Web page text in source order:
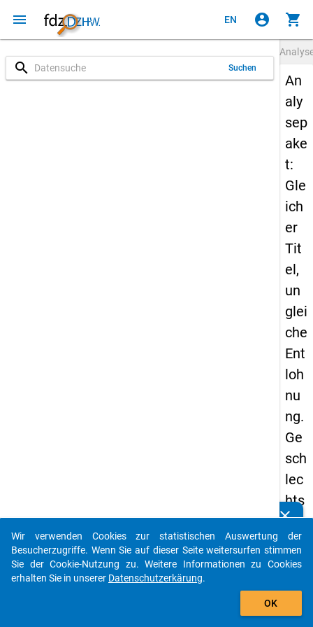
menu EN account_circle shopping_cart
search Suchen
An
aly
sep
ake
t:
Gle
ich
er
Tit
el,
un
glei
che
Ent
loh
nu
ng.
Ge
sch
lec
hts
bez
og
en
clear
Kennen Sie Publikationen, die auf Basis unserer
Analysepakete entstanden sind? Dann teilen Sie uns
diese bitte mit...
auto_stories
Wir verwenden Cookies zur statistischen Auswertung der
Besucherzugriffe. Wenn Sie auf dieser Seite weitersurfen stimmen
Sie der Cookie-Nutzung zu. Weitere Informationen zu Cookies
erhalten Sie in unserer Datenschutzerkärung.
OK